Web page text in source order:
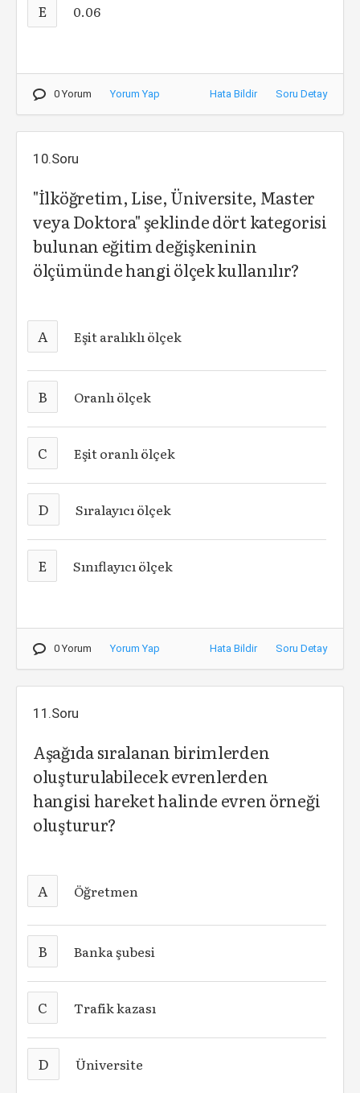
E 0.06
0 Yorum Yorum Yap Hata Bildir Soru Detay
10.Soru
"İlköğretim, Lise, Üniversite, Master
veya Doktora" şeklinde dört kategorisi
bulunan eğitim değişkeninin
ölçümünde hangi ölçek kullanılır?
A Eşit aralıklı ölçek
B Oranlı ölçek
C Eşit oranlı ölçek
D Sıralayıcı ölçek
E Sınıflayıcı ölçek
0 Yorum Yorum Yap Hata Bildir Soru Detay
11.Soru
Aşağıda sıralanan birimlerden
oluşturulabilecek evrenlerden
hangisi hareket halinde evren örneği
oluşturur?
A Öğretmen
B Banka şubesi
C Trafik kazası
D Üniversite